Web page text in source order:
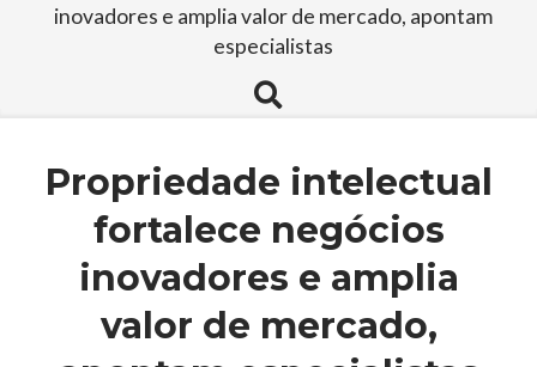
inovadores e amplia valor de mercado, apontam
especialistas
Search
Propriedade intelectual
fortalece negócios
inovadores e amplia
valor de mercado,